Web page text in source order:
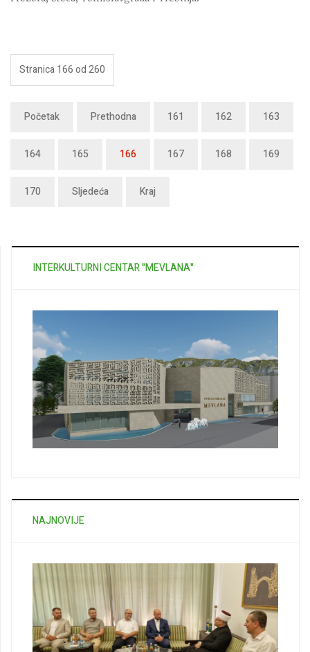
Stranica 166 od 260
Početak Prethodna 161 162 163
164 165 166 167 168 169
170 Sljedeća Kraj
INTERKULTURNI CENTAR "MEVLANA"
NAJNOVIJE